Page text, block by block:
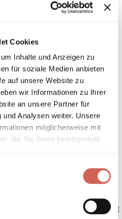
Cookies
Inhalte und Anzeigen zu
für soziale Medien anbieten
auf unsere Website zu
wir Informationen zu Ihrer
an unsere Partner für
Analysen weiter. Unsere
möglicherweise mit
die Sie ihnen bereitgestellt
1 L 2,5 L
12,50 €